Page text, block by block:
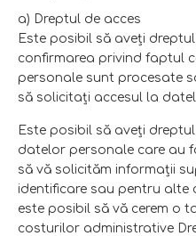
a) Dreptul de acces
Este posibil să aveţi
confirmarea privind faptul
personale sunt procesate
să solicitaţi accesul la
Este posibil să aveţi
datelor personale care au
să vă solicităm informaţii
identificare sau pentru alte
este posibil să vă cerem o
costurilor administrative